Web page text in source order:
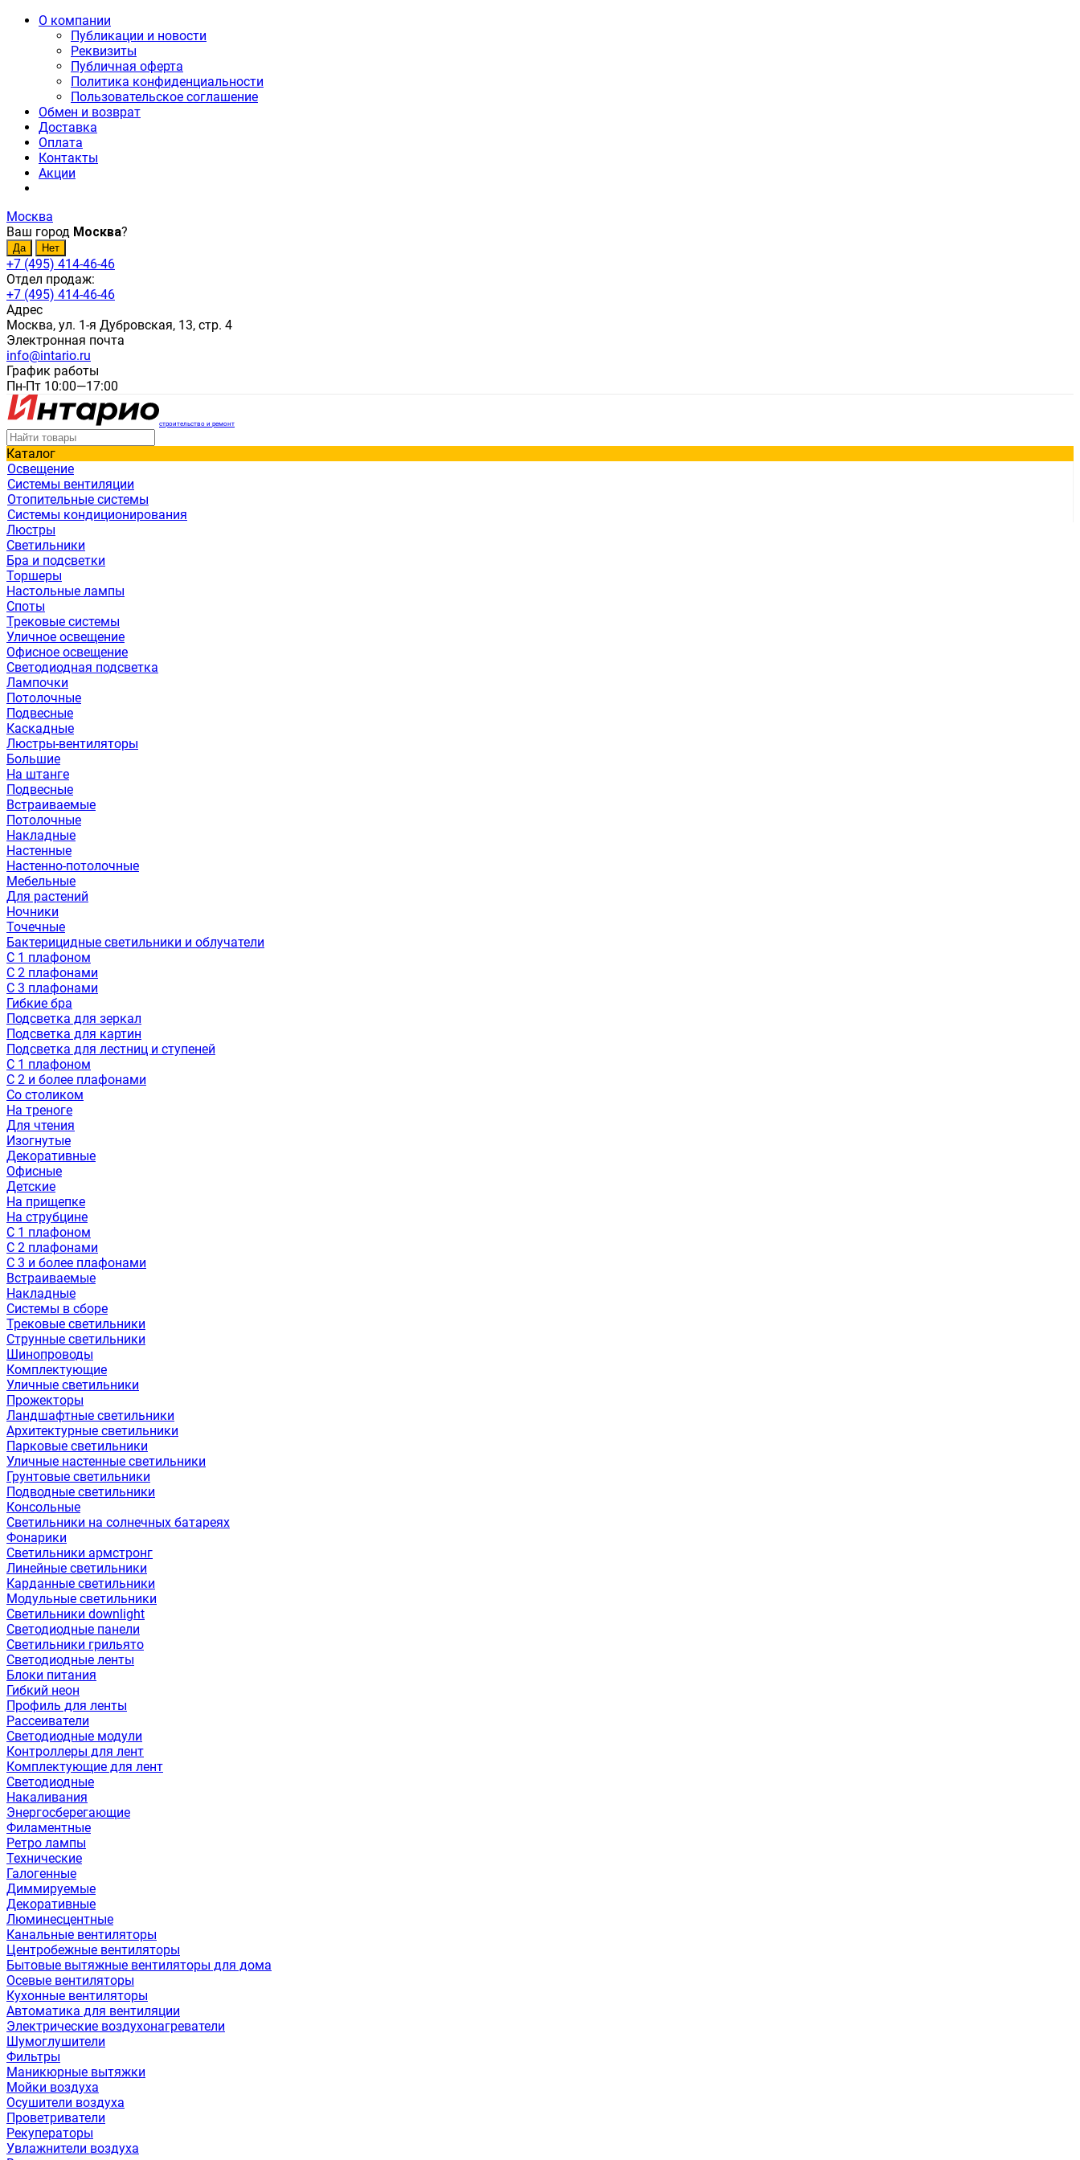
О компании
Публикации и новости
Реквизиты
Публичная оферта
Политика конфиденциальности
Пользовательское соглашение
Обмен и возврат
Доставка
Оплата
Контакты
Акции
Москва
Ваш город Москва?
+7 (495) 414-46-46
Отдел продаж:
+7 (495) 414-46-46
Адрес
Москва, ул. 1-я Дубровская, 13, стр. 4
Электронная почта
info@intario.ru
График работы
Пн-Пт 10:00—17:00
строительство и ремонт
Каталог
Освещение
Системы вентиляции
Отопительные системы
Системы кондиционирования
Люстры
Светильники
Бра и подсветки
Торшеры
Настольные лампы
Споты
Трековые системы
Уличное освещение
Офисное освещение
Светодиодная подсветка
Лампочки
Потолочные
Подвесные
Каскадные
Люстры-вентиляторы
Большие
На штанге
Подвесные
Встраиваемые
Потолочные
Накладные
Настенные
Настенно-потолочные
Мебельные
Для растений
Ночники
Точечные
Бактерицидные светильники и облучатели
С 1 плафоном
С 2 плафонами
С 3 плафонами
Гибкие бра
Подсветка для зеркал
Подсветка для картин
Подсветка для лестниц и ступеней
С 1 плафоном
С 2 и более плафонами
Со столиком
На треноге
Для чтения
Изогнутые
Декоративные
Офисные
Детские
На прищепке
На струбцине
С 1 плафоном
С 2 плафонами
С 3 и более плафонами
Встраиваемые
Накладные
Системы в сборе
Трековые светильники
Струнные светильники
Шинопроводы
Комплектующие
Уличные светильники
Прожекторы
Ландшафтные светильники
Архитектурные светильники
Парковые светильники
Уличные настенные светильники
Грунтовые светильники
Подводные светильники
Консольные
Светильники на солнечных батареях
Фонарики
Светильники армстронг
Линейные светильники
Карданные светильники
Модульные светильники
Светильники downlight
Светодиодные панели
Светильники грильято
Светодиодные ленты
Блоки питания
Гибкий неон
Профиль для ленты
Рассеиватели
Светодиодные модули
Контроллеры для лент
Комплектующие для лент
Светодиодные
Накаливания
Энергосберегающие
Филаментные
Ретро лампы
Технические
Галогенные
Диммируемые
Декоративные
Люминесцентные
Канальные вентиляторы
Центробежные вентиляторы
Бытовые вытяжные вентиляторы для дома
Осевые вентиляторы
Кухонные вентиляторы
Автоматика для вентиляции
Электрические воздухонагреватели
Шумоглушители
Фильтры
Маникюрные вытяжки
Мойки воздуха
Осушители воздуха
Проветриватели
Рекуператоры
Увлажнители воздуха